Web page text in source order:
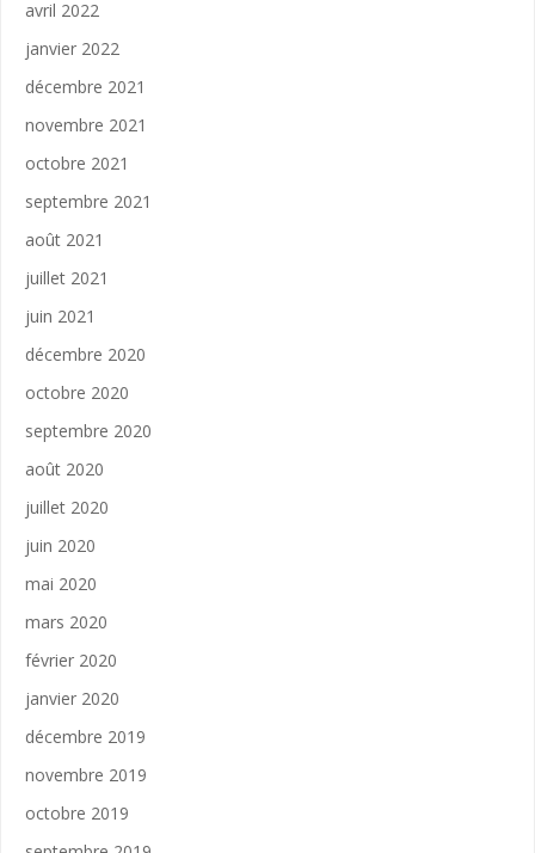
avril 2022
janvier 2022
décembre 2021
novembre 2021
octobre 2021
septembre 2021
août 2021
juillet 2021
juin 2021
décembre 2020
octobre 2020
septembre 2020
août 2020
juillet 2020
juin 2020
mai 2020
mars 2020
février 2020
janvier 2020
décembre 2019
novembre 2019
octobre 2019